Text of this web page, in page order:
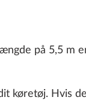
på 5,5 m
køretøj. Hvis